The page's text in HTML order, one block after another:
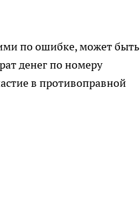
по ошибке, может быть
денег по номеру
в противоправной